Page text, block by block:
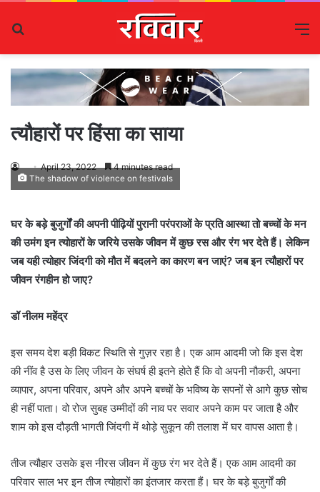
त्यौहारों पर हिंसा का साया
April 23, 2022 4 minutes read
The shadow of violence on festivals
घर के बड़े बुजुर्गों की अपनी पीढ़ियों पुरानी परंपराओं के प्रति आस्था तो बच्चों के मन
की उमंग इन त्योहारों के जरिये उसके जीवन में कुछ रस और रंग भर देते हैं। लेकिन
जब यही त्योहार जिंदगी को मौत में बदलने का कारण बन जाएं? जब इन त्यौहारों पर
जीवन रंगहीन हो जाए?
डॉ नीलम महेंद्र
इस समय देश बड़ी विकट स्थिति से गुज़र रहा है। एक आम आदमी जो कि इस देश
की नींव है उस के लिए जीवन के संघर्ष ही इतने होते हैं कि वो अपनी नौकरी, अपना
व्यापार, अपना परिवार, अपने और अपने बच्चों के भविष्य के सपनों से आगे कुछ सोच
ही नहीं पाता। वो रोज सुबह उम्मीदों की नाव पर सवार अपने काम पर जाता है और
शाम को इस दौड़ती भागती जिंदगी में थोड़े सुकून की तलाश में घर वापस आता है।
तीज त्यौहार उसके इस नीरस जीवन में कुछ रंग भर देते हैं। एक आम आदमी का
परिवार साल भर इन तीज त्योहारों का इंतजार करता हैं। घर के बड़े बुजुर्गों की